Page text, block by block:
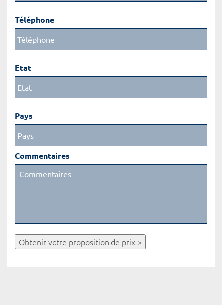
Téléphone
Etat
Pays
Commentaires
Obtenir votre proposition de prix >